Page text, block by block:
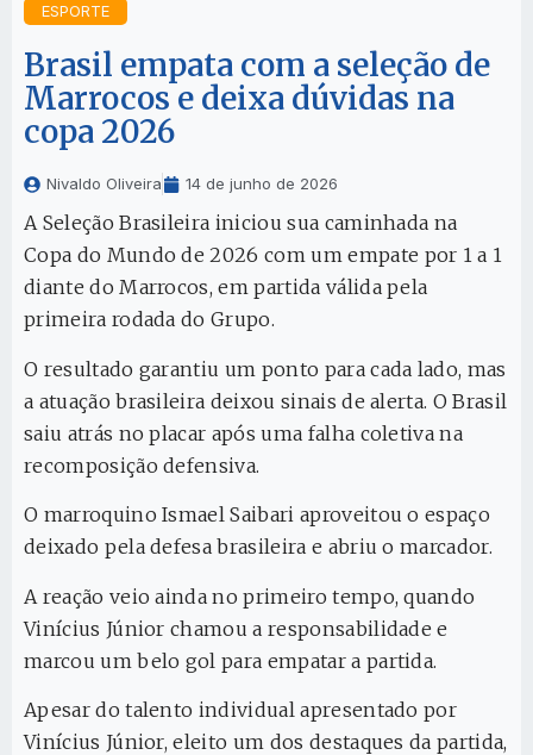
ESPORTE
Brasil empata com a seleção de
Marrocos e deixa dúvidas na
copa 2026
Nivaldo Oliveira 14 de junho de 2026
A Seleção Brasileira iniciou sua caminhada na
Copa do Mundo de 2026 com um empate por 1 a 1
diante do Marrocos, em partida válida pela
primeira rodada do Grupo.
O resultado garantiu um ponto para cada lado, mas
a atuação brasileira deixou sinais de alerta. O Brasil
saiu atrás no placar após uma falha coletiva na
recomposição defensiva.
O marroquino Ismael Saibari aproveitou o espaço
deixado pela defesa brasileira e abriu o marcador.
A reação veio ainda no primeiro tempo, quando
Vinícius Júnior chamou a responsabilidade e
marcou um belo gol para empatar a partida.
Apesar do talento individual apresentado por
Vinícius Júnior, eleito um dos destaques da partida,